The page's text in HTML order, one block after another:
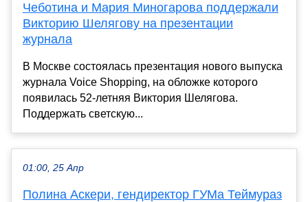
Чеботина и Мария Миногарова поддержали
Викторию Шелягову на презентации
журнала
В Москве состоялась презентация нового выпуска
журнала Voice Shopping, на обложке которого
появилась 52-летняя Виктория Шелягова.
Поддержать светскую...
01:00, 25 Апр
Полина Аскери, гендиректор ГУМа Теймураз